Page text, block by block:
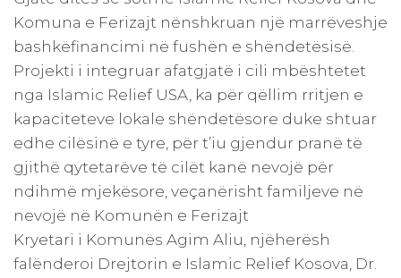
Komuna e Ferizajt nënshkruan një marrëveshje
bashkëfinancimi në fushën e shëndetësisë.
Projekti i integruar afatgjatë i cili mbështetet
nga Islamic Relief USA, ka për qëllim rritjen e
kapaciteteve lokale shëndetësore duke shtuar
edhe cilësinë e tyre, për t’iu gjendur pranë të
gjithë qytetarëve të cilët kanë nevojë për
ndihmë mjekësore, veçanërisht familjeve në
nevojë në Komunën e Ferizajt
Kryetari i Komunës Agim Aliu, njëherësh
falënderoi Drejtorin e Islamic Relief Kosova, Dr.